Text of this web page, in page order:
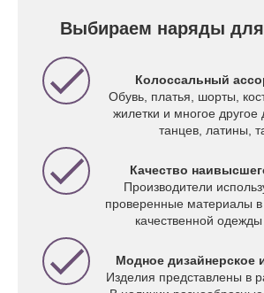
Выбираем наряды для
Колоссальный
Обувь, платья, шорты,
жилетки и многое
танцев, латины,
Качество
Производители
проверенные материалы в
качественной одежды
Модное дизайнерское
Изделия представлены в